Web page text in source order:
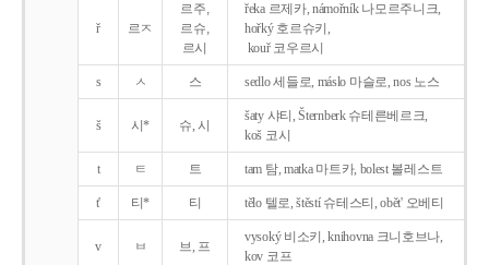
ř 르ㅈ
르주,
르슈,
르시
řeka 르제카, námořník 나모르주니크,
hořký 호르슈키,
kouř 코우르시
s ㅅ 스 sedlo 세들로, máslo 마슬로, nos 노스
š 시* 슈, 시
šaty 샤티, Šternberk 슈테른베르크,
koš 코시
t ㅌ 트 tam 탐, matka 마트카, bolest 볼레스트
t' 티* 티 tělo 텔로, štěstí 슈테스티, obět' 오베티
v ㅂ 브, 프
vysoký 비소키, knihovna 크니호브나,
kov 코프